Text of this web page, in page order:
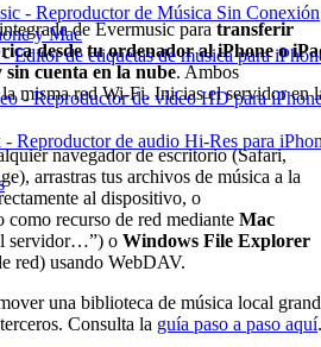
- Reproductor de Música Sin Conexión
y Mac
Editor de etiquetas de música para
- Reproductor de vídeo HD para
- Reproductor de audio Hi-Res para
de Evermusic para transferir
desde tu ordenador al iPhone o
cuenta en la nube. Ambos
misma red Wi-Fi. Inicias el servidor en
navegador de escritorio (Safari,
arrastras tus archivos de música a la
al dispositivo, o
recurso de red mediante Mac
servidor…”) o Windows File Explorer
red) usando WebDAV.
una biblioteca de música local
Consulta la guía paso a paso aquí.